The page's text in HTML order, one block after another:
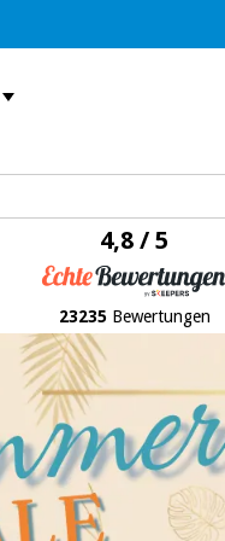
4,8 / 5
23235 Bewertungen